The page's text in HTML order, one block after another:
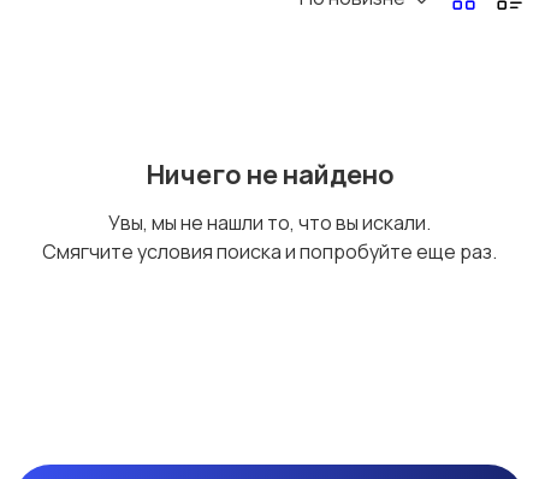
С/х животные
Ничего не найдено
Увы, мы не нашли то, что вы искали.
Смягчите условия поиска и попробуйте еще раз.